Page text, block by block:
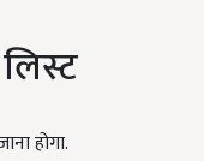
होगा.